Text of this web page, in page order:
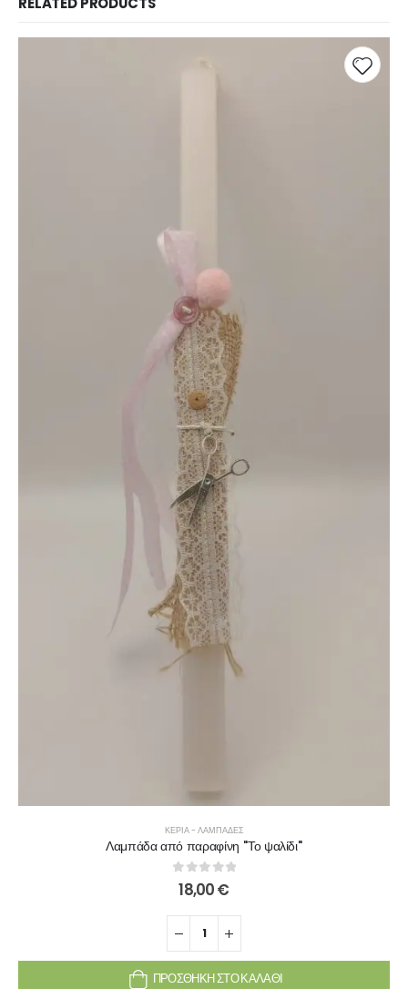
ΚΕΡΙΆ - ΛΑΜΠΆΔΕΣ
Λαμπάδα από παραφίνη ''Το ψαλίδι''
0out of 5
18,00€
ΠΡΟΣΘΉΚΗ ΣΤΟ ΚΑΛΆΘΙ